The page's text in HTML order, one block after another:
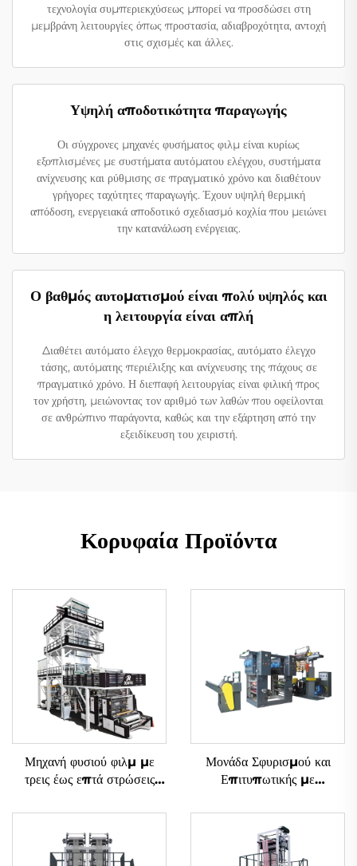
τεχνολογία συμπεριεκχύσεως μπορεί να προσδώσει στη
μεμβράνη λειτουργίες όπως προστασία, αδιαβροχότητα, αντοχή
στις σχισμές και άλλες.
Υψηλή αποδοτικότητα παραγωγής
Οι σύγχρονες μηχανές φυσήματος φιλμ είναι κυρίως
εξοπλισμένες με συστήματα αυτόματου ελέγχου, συστήματα
ανίχνευσης και ρύθμισης σε πραγματικό χρόνο και διαθέτουν
γρήγορες ταχύτητες παραγωγής. Έχουν υψηλή θερμική
απόδοση, ενεργειακά αποδοτικό σχεδιασμό κοχλία που μειώνει
την κατανάλωση ενέργειας.
Ο βαθμός αυτοματισμού είναι πολύ υψηλός και
η λειτουργία είναι απλή
Διαθέτει αυτόματο έλεγχο θερμοκρασίας, αυτόματο έλεγχο
τάσης, αυτόματης περιέλιξης και ανίχνευσης της πάχους σε
πραγματικό χρόνο. Η διεπαφή λειτουργίας είναι φιλική προς
τον χρήστη, μειώνοντας τον αριθμό των λαθών που οφείλονται
σε ανθρώπινο παράγοντα, καθώς και την εξάρτηση από την
εξειδίκευση του χειριστή.
Κορυφαία Προϊόντα
Μηχανή φυσιού φιλμ με
τρεις έως επτά στρώσεις
Μονάδα Σφυρισμού και
Επιτυπωτικής με